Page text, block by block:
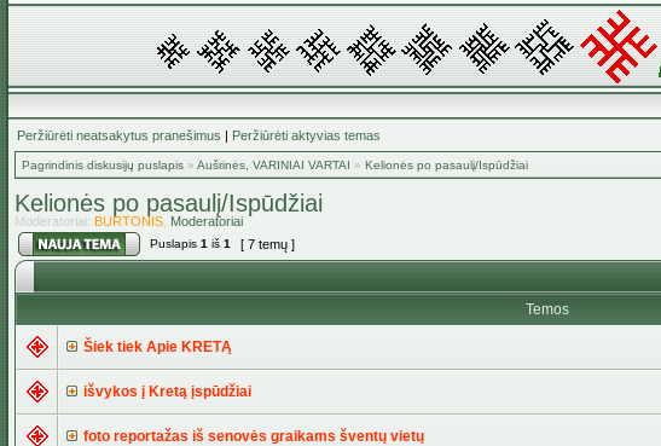
Peržiūrėti neatsakytus pranešimus | Peržiūrėti aktyvias temas
Pagrindinis diskusijų puslapis » Aušrinės, VARINIAI VARTAI » Kelionės po pasaulį/Ispūdžiai
Kelionės po pasaulį/Ispūdžiai
Moderatoriai: BURTONIS Moderatoriai
Puslapis 1 iš 1 [ 7 temų ]
Temos
Šiek tiek Apie KRETĄ
išvykos į Kretą įspūdžiai
foto reportažas iš senovės graikams šventų vietų